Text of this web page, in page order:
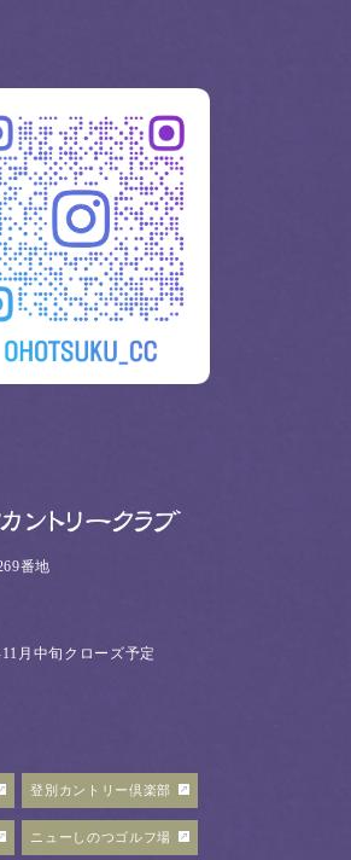
番地
月中旬クローズ予定
登別カントリー倶楽部
ニューしのつゴルフ場